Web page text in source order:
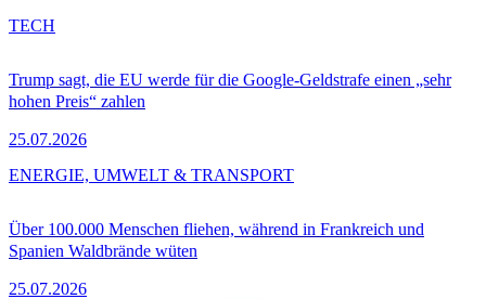
Trump sagt, die EU werde für die Google-Geldstrafe einen „sehr
hohen Preis“ zahlen
25.07.2026
TECH
Über 100.000 Menschen fliehen, während in Frankreich und
Spanien Waldbrände wüten
25.07.2026
ENERGIE, UMWELT & TRANSPORT